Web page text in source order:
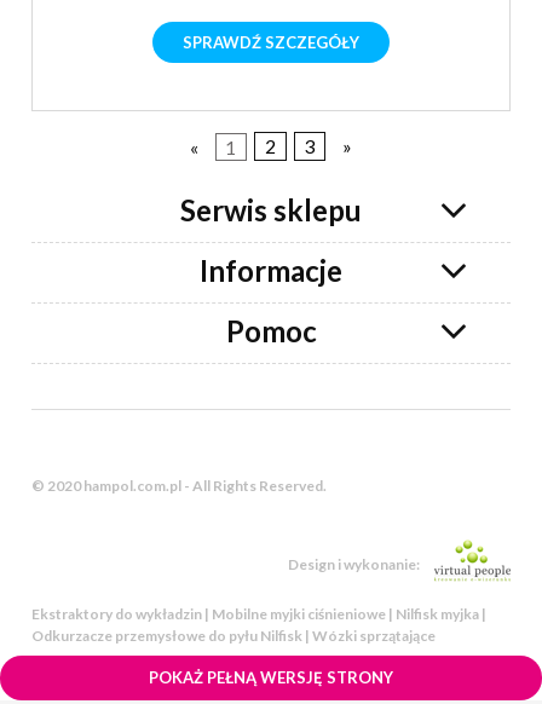
SPRAWDŹ SZCZEGÓŁY
« 1 2 3 »
Serwis sklepu
Informacje
Pomoc
© 2020 hampol.com.pl - All Rights Reserved.
Design i wykonanie:
Ekstraktory do wykładzin | Mobilne myjki ciśnieniowe | Nilfisk myjka |
Odkurzacze przemysłowe do pyłu Nilfisk | Wózki sprzątające
POKAŻ PEŁNĄ WERSJĘ STRONY